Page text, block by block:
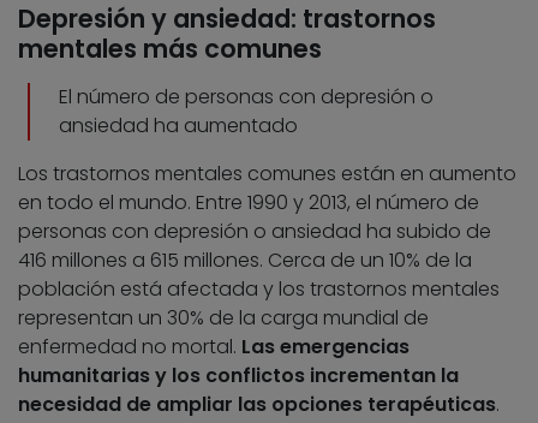
Depresión y ansiedad: trastornos
mentales más comunes
El número de personas con depresión o
ansiedad ha aumentado
Los trastornos mentales comunes están en aumento
en todo el mundo. Entre 1990 y 2013, el número de
personas con depresión o ansiedad ha subido de
416 millones a 615 millones. Cerca de un 10% de la
población está afectada y los trastornos mentales
representan un 30% de la carga mundial de
enfermedad no mortal. Las emergencias
humanitarias y los conflictos incrementan la
necesidad de ampliar las opciones terapéuticas.